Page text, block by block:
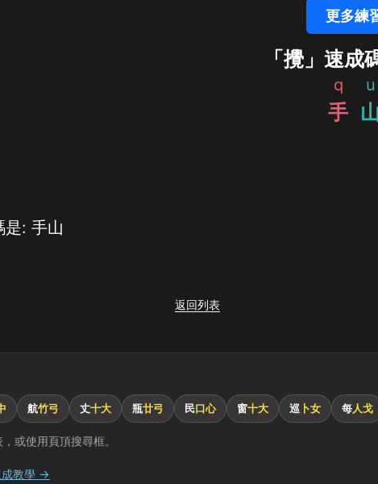
更多練
「攪」速成
q
手
u
是: 手山
返回列表
航竹弓 丈十大 瓶廿弓 民口心 窗十大 巡 卜女 每人戈
或使用頁頂搜尋框。
成教學 →